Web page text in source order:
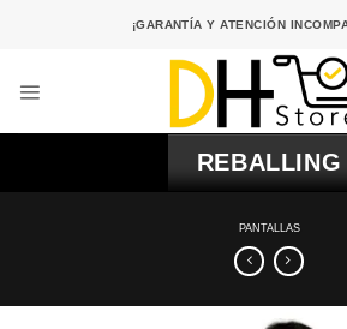
¡GARANTÍA Y ATENCIÓN
REBALLING
PANTALLAS